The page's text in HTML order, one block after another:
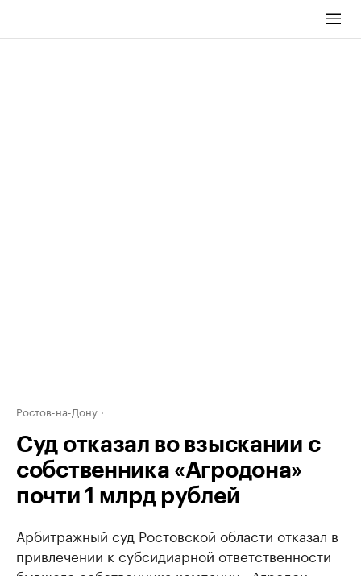
Ростов-на-Дону
Суд отказал во взыскании с
собственника «Агродона»
почти 1 млрд рублей
Арбитражный суд Ростовской области отказал в
привлечении к субсидиарной ответственности